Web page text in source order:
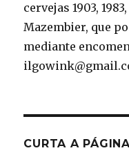
cervejas 1903,
Mazembier, que
mediante
CURTA A